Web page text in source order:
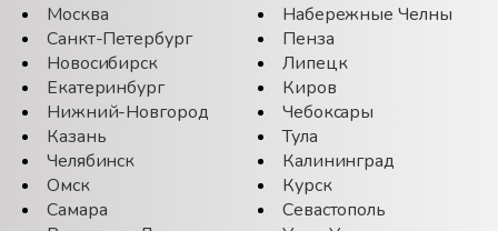
Москва
Санкт-Петербург
Новосибирск
Екатеринбург
Нижний-Новгород
Казань
Челябинск
Омск
Самара
Набережные Челны
Пенза
Липецк
Киров
Чебоксары
Тула
Калининград
Курск
Севастополь